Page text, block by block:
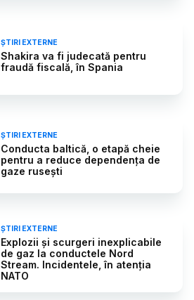
ȘTIRI EXTERNE
Shakira va fi judecată pentru
fraudă fiscală, în Spania
ȘTIRI EXTERNE
Conducta baltică, o etapă cheie
pentru a reduce dependența de
gaze rusești
ȘTIRI EXTERNE
Explozii și scurgeri inexplicabile
de gaz la conductele Nord
Stream. Incidentele, în atenția
NATO